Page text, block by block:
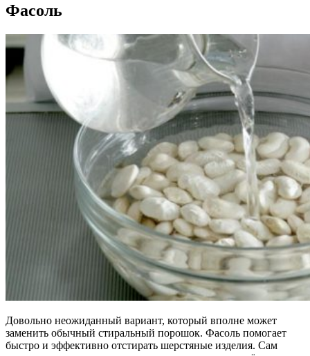
Фасоль
Довольно неожиданный вариант, который вполне может
заменить обычный стиральный порошок. Фасоль помогает
быстро и эффективно отстирать шерстяные изделия. Сам